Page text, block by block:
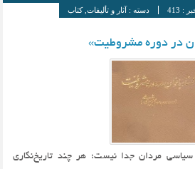
:
413 دسته :آثار و تألیفات ,کتاب
در دوره مشروطیت»
سياسي مردان جدا نيست؛ هر چند تاريخ‌نگاري